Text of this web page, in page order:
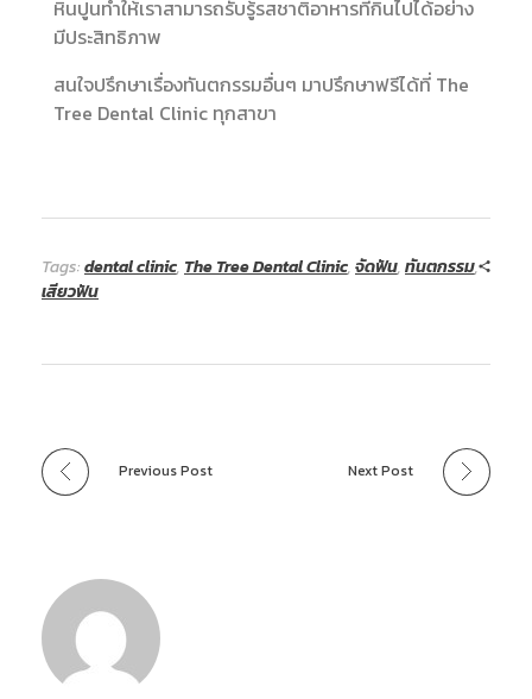
หินปูนทำให้เราสามารถรับรู้รสชาติอาหารที่กินไปได้อย่าง
มีประสิทธิภาพ
สนใจปรึกษาเรื่องทันตกรรมอื่นๆ มาปรึกษาฟรีได้ที่ The
Tree Dental Clinic ทุกสาขา
Tags:dental clinic, The Tree Dental Clinic,จัดฟัน,ทันตกรรม,
เสียวฟัน
Previous Post Next Post